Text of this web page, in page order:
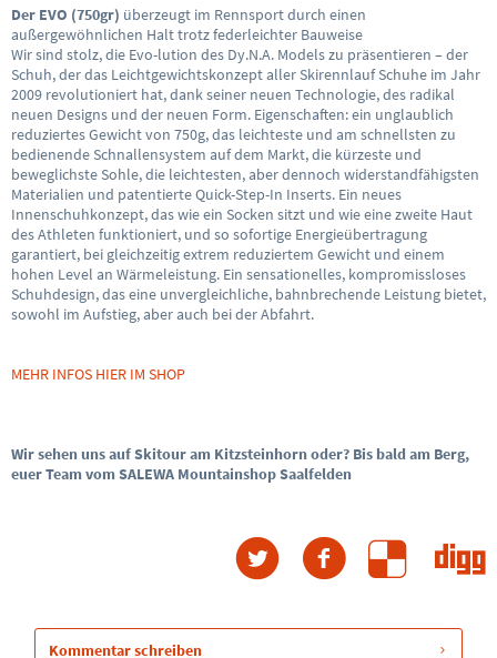
Der EVO (750gr) überzeugt im Rennsport durch einen
außergewöhnlichen Halt trotz federleichter Bauweise
Wir sind stolz, die Evo-lution des Dy.N.A. Models zu präsentieren – der
Schuh, der das Leichtgewichtskonzept aller Skirennlauf Schuhe im Jahr
2009 revolutioniert hat, dank seiner neuen Technologie, des radikal
neuen Designs und der neuen Form. Eigenschaften: ein unglaublich
reduziertes Gewicht von 750g, das leichteste und am schnellsten zu
bedienende Schnallensystem auf dem Markt, die kürzeste und
beweglichste Sohle, die leichtesten, aber dennoch widerstandfähigsten
Materialien und patentierte Quick-Step-In Inserts. Ein neues
Innenschuhkonzept, das wie ein Socken sitzt und wie eine zweite Haut
des Athleten funktioniert, und so sofortige Energieübertragung
garantiert, bei gleichzeitig extrem reduziertem Gewicht und einem
hohen Level an Wärmeleistung. Ein sensationelles, kompromissloses
Schuhdesign, das eine unvergleichliche, bahnbrechende Leistung bietet,
sowohl im Aufstieg, aber auch bei der Abfahrt.
MEHR INFOS HIER IM SHOP
Wir sehen uns auf Skitour am Kitzsteinhorn oder? Bis bald am Berg,
euer Team vom SALEWA Mountainshop Saalfelden
Kommentar schreiben